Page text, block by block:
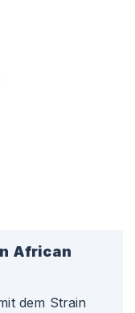
African
dem Strain